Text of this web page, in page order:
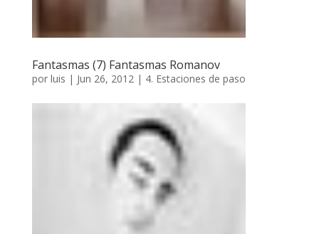
Fantasmas (7) Fantasmas Romanov
por luis | Jun 26, 2012| 4. Estaciones de paso